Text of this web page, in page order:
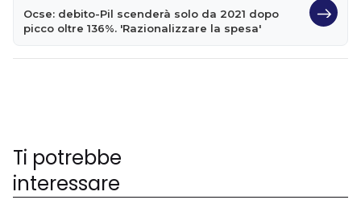
Ocse: debito-Pil scenderà solo da 2021 dopo
picco oltre 136%. 'Razionalizzare la spesa'
Ti potrebbe
interessare